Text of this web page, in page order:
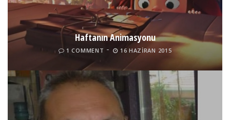
Haftanın Animasyonu
1 COMMENT 16 HAZIRAN 2015